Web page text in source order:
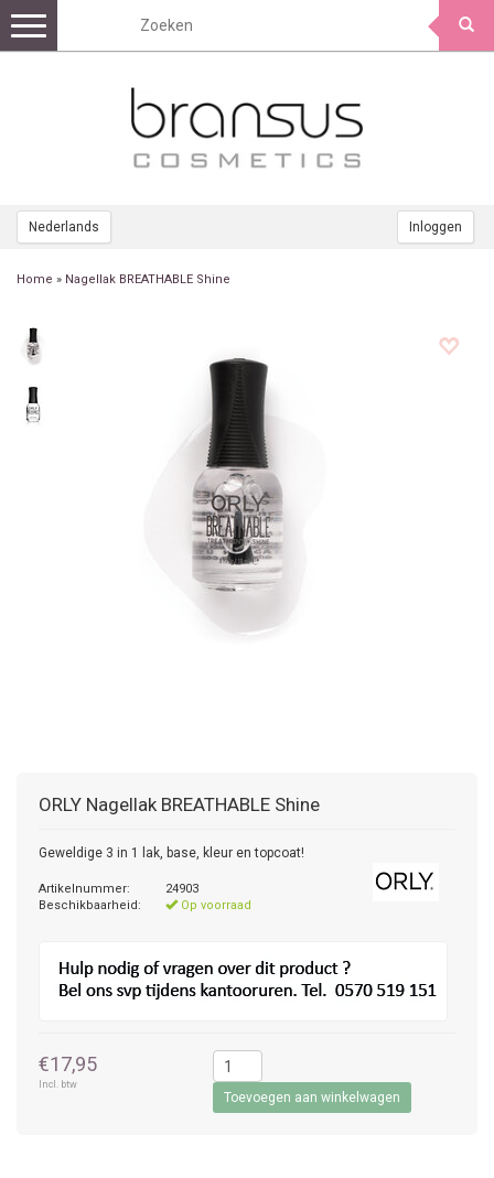
Nederlands Inloggen
Toggle
navigation
Home » Nagellak BREATHABLE Shine
ORLY Nagellak BREATHABLE Shine
Geweldige 3 in 1 lak, base, kleur en topcoat!
Artikelnummer:
24903
Beschikbaarheid:
Op voorraad
€17,95
Incl. btw
Toevoegen aan winkelwagen